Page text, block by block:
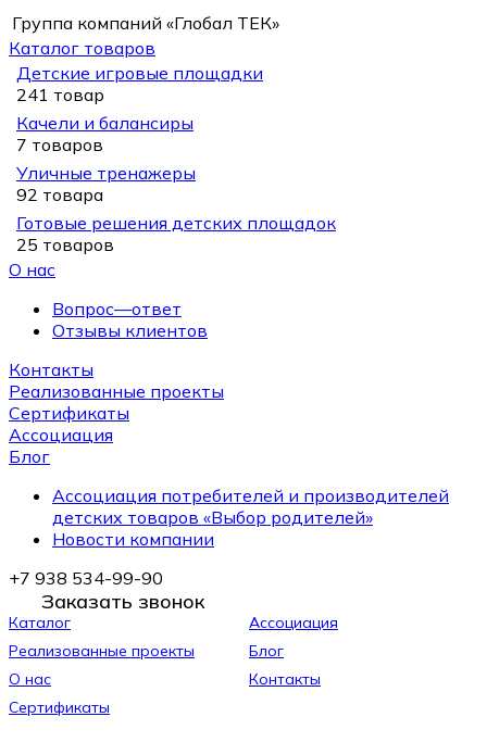
Группа компаний «Глобал ТЕК»
Каталог товаров
Детские игровые площадки
241 товар
Качели и балансиры
7 товаров
Уличные тренажеры
92 товара
Готовые решения детских площадок
25 товаров
О нас
Вопрос—ответ
Отзывы клиентов
Контакты
Реализованные проекты
Сертификаты
Ассоциация
Блог
Ассоциация потребителей и производителей
детских товаров «Выбор родителей»
Новости компании
+7 938 534-99-90
Заказать звонок
Каталог
Ассоциация
Реализованные проекты
Блог
О нас
Контакты
Сертификаты